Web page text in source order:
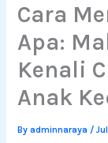
Cara
Apa:
Kenali
Anak
Byadminnaraya /